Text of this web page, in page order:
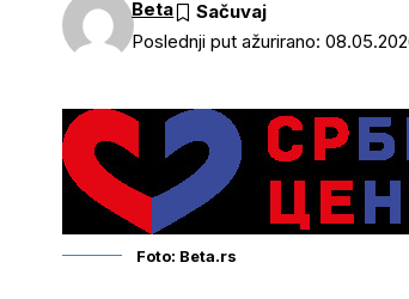
Poslednji put ažurirano:
Beta
Foto: Beta.rs